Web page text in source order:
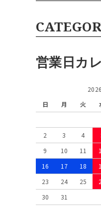
営業日カ
日
月 火
2
3 4
9
10 11
16
17 18
23
24 25
30
31